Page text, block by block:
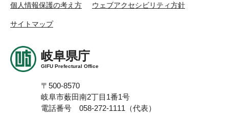
個人情報保護の考え方 ウェブアクセシビリティ方針
サイトマップ
岐阜県庁
GIFU Prefectural Office
〒500-8570
岐阜市薮田南2丁目1番1号
電話番号 058-272-1111（代表）